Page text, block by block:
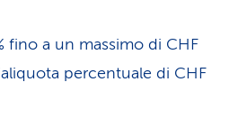
fino a un massimo di CHF
percentuale di CHF